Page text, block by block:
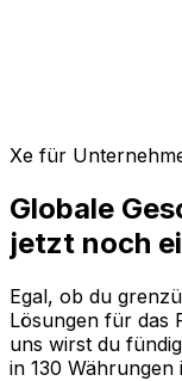
Xe für
Globale
jetzt noch
Egal, ob du
Lösungen für das
uns wirst du
in 130